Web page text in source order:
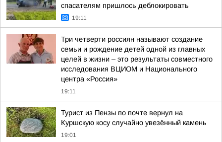
спасателям пришлось деблокировать
19:11
Три четверти россиян называют создание
семьи и рождение детей одной из главных
целей в жизни – это результаты совместного
исследования ВЦИОМ и Национального
центра «Россия»
19:11
Турист из Пензы по почте вернул на
Куршскую косу случайно увезённый камень
19:01